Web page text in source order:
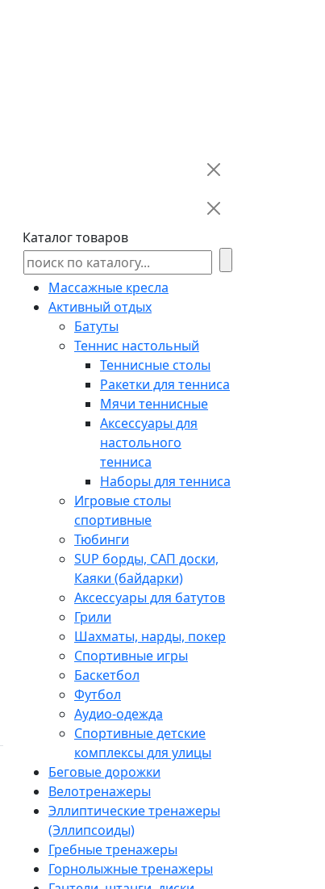
Каталог товаров
Массажные кресла
Активный отдых
Батуты
Теннис настольный
Теннисные столы
Ракетки для тенниса
Мячи теннисные
Аксессуары для
настольного
тенниса
Наборы для тенниса
Игровые столы
спортивные
Тюбинги
SUP борды, САП доски,
Каяки (байдарки)
Аксессуары для батутов
Грили
Шахматы, нарды, покер
Спортивные игры
Баскетбол
Футбол
Аудио-одежда
Спортивные детские
комплексы для улицы
Беговые дорожки
Велотренажеры
Эллиптические тренажеры
(Эллипсоиды)
Гребные тренажеры
Горнолыжные тренажеры